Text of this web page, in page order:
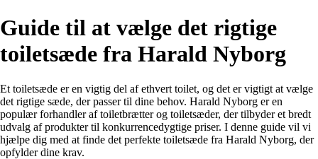
Guide til at vælge det rigtige
toiletsæde fra Harald Nyborg
Et toiletsæde er en vigtig del af ethvert toilet, og det er vigtigt at vælge
det rigtige sæde, der passer til dine behov. Harald Nyborg er en
populær forhandler af toiletbrætter og toiletsæder, der tilbyder et bredt
udvalg af produkter til konkurrencedygtige priser. I denne guide vil vi
hjælpe dig med at finde det perfekte toiletsæde fra Harald Nyborg, der
opfylder dine krav.